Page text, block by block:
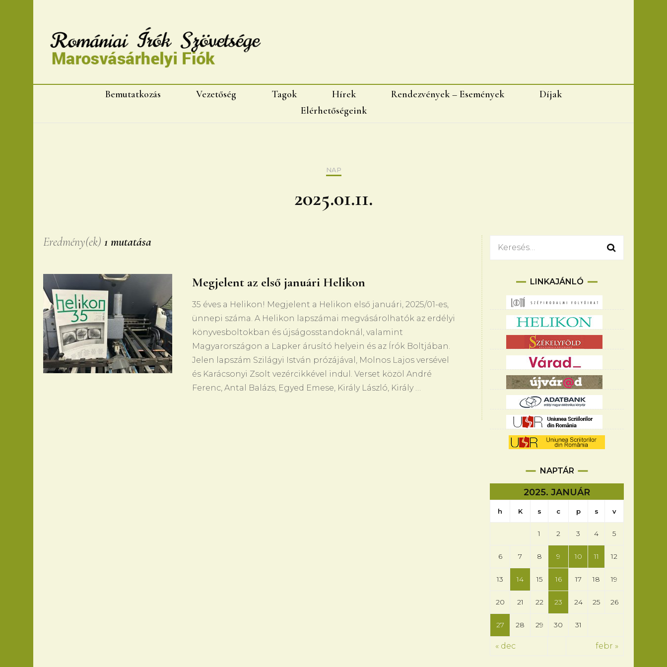
Romániai Írók Szövetsége, Marosvásárhelyi fiok
Bemutatkozás Vezetőség Tagok Hírek Rendezvények – Események
Díjak
Elérhetőségeink
NAP
2025.01.11.
Eredmény(ek) 1 mutatása
Megjelent az első januári Helikon
35 éves a Helikon! Megjelent a Helikon első januári, 2025/01-es,
ünnepi száma. A Helikon lapszámai megvásárolhatók az erdélyi
könyvesboltokban és újságosstandoknál, valamint
Magyarországon a Lapker árusító helyein és az Írók Boltjában.
Jelen lapszám Szilágyi István prózájával, Molnos Lajos versével
és Karácsonyi Zsolt vezércikkével indul. Verset közöl André
Ferenc, Antal Balázs, Egyed Emese, Király László, Király …
Keresés:
LINKAJÁNLÓ
NAPTÁR
2025. JANUÁR
h K s c p s v
1 2 3 4 5
6 7 8 9 10 11 12
13 14 15 16 17 18 19
20 21 22 23 24 25 26
27 28 29 30 31
« dec febr »